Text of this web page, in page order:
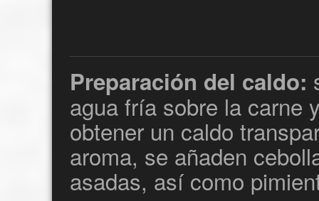
Preparación del caldo:
agua fría sobre la carne
obtener un caldo
aroma, se añaden
asadas, así como